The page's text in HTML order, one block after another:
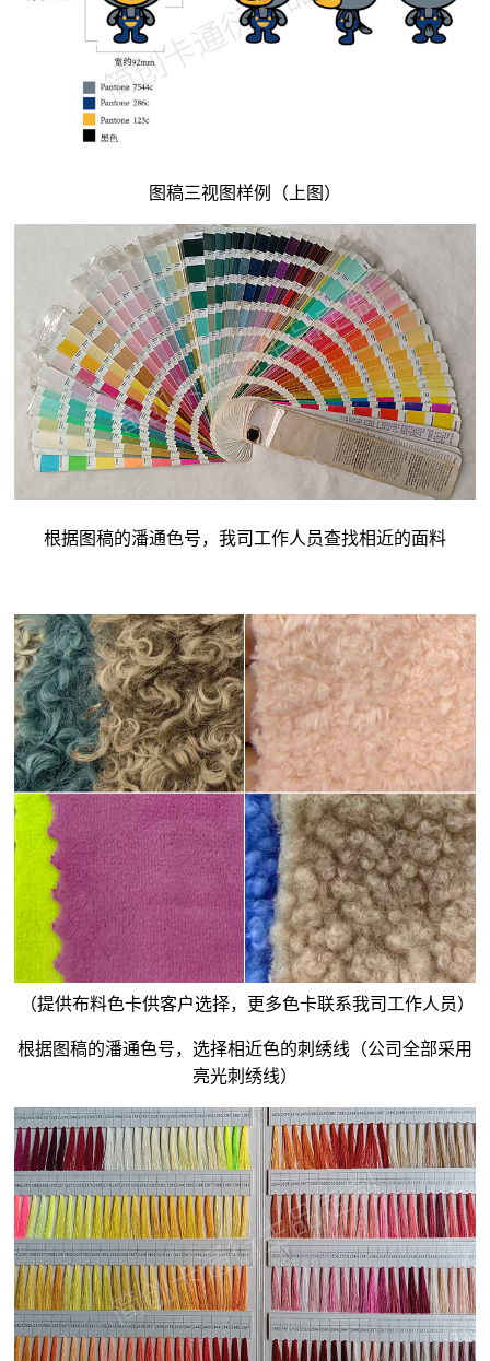
图稿三视图样例（上图）
根据图稿的潘通色号，我司工作人员查找相近的面料
（提供布料色卡供客户选择，更多色卡联系我司工作人员）
根据图稿的潘通色号，选择相近色的刺绣线（公司全部采用
亮光刺绣线）